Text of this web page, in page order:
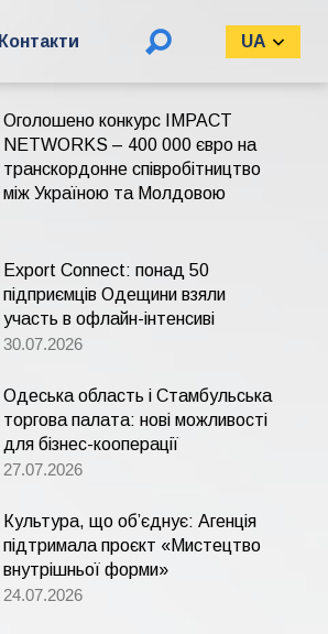
Контакти UA
Оголошено конкурс IMPACT
NETWORKS – 400 000 євро на
транскордонне співробітництво
між Україною та Молдовою
Export Connect: понад 50
підприємців Одещини взяли
участь в офлайн-інтенсиві
30.07.2026
Одеська область і Стамбульська
торгова палата: нові можливості
для бізнес-кооперації
27.07.2026
Культура, що об’єднує: Агенція
підтримала проєкт «Мистецтво
внутрішньої форми»
24.07.2026